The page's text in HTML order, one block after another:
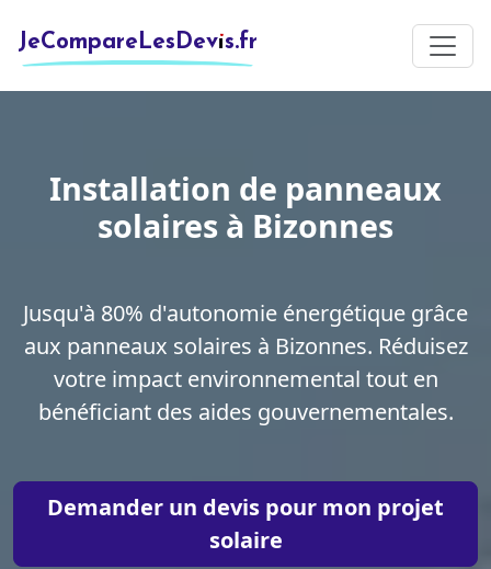
JeCompareLesDevis.fr
Installation de panneaux
solaires à Bizonnes
Jusqu'à 80% d'autonomie énergétique grâce
aux panneaux solaires à Bizonnes. Réduisez
votre impact environnemental tout en
bénéficiant des aides gouvernementales.
Demander un devis pour mon projet
solaire